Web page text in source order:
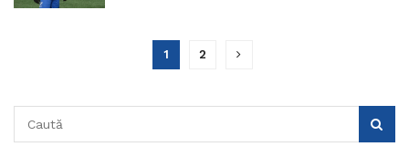
1 2